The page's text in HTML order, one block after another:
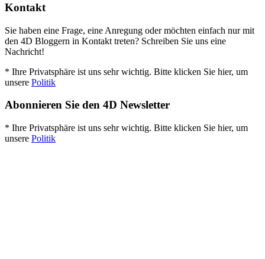
Kontakt
Sie haben eine Frage, eine Anregung oder möchten einfach nur mit
den 4D Bloggern in Kontakt treten? Schreiben Sie uns eine
Nachricht!
* Ihre Privatsphäre ist uns sehr wichtig. Bitte klicken Sie hier, um
unsere Politik
Abonnieren Sie den 4D Newsletter
* Ihre Privatsphäre ist uns sehr wichtig. Bitte klicken Sie hier, um
unsere Politik